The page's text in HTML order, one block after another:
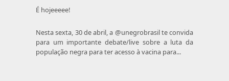
É hojeeeee!
Nesta sexta, 30 de abril, a @unegrobrasil te convida
para um importante debate/live sobre a luta da
população negra para ter acesso à vacina para...